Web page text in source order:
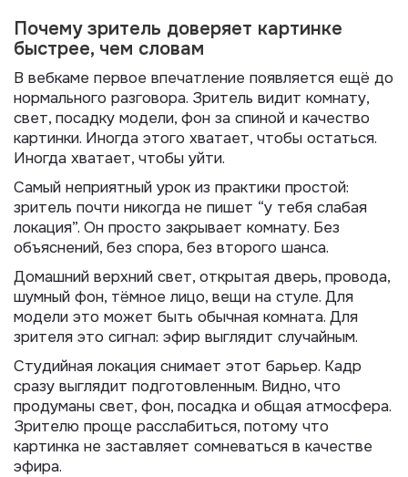
Почему зритель доверяет картинке
быстрее, чем словам
В вебкаме первое впечатление появляется ещё до
нормального разговора. Зритель видит комнату,
свет, посадку модели, фон за спиной и качество
картинки. Иногда этого хватает, чтобы остаться.
Иногда хватает, чтобы уйти.
Самый неприятный урок из практики простой:
зритель почти никогда не пишет “у тебя слабая
локация”. Он просто закрывает комнату. Без
объяснений, без спора, без второго шанса.
Домашний верхний свет, открытая дверь, провода,
шумный фон, тёмное лицо, вещи на стуле. Для
модели это может быть обычная комната. Для
зрителя это сигнал: эфир выглядит случайным.
Студийная локация снимает этот барьер. Кадр
сразу выглядит подготовленным. Видно, что
продуманы свет, фон, посадка и общая атмосфера.
Зрителю проще расслабиться, потому что
картинка не заставляет сомневаться в качестве
эфира.